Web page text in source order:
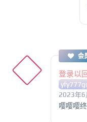
会
登录以
2023年6
嘤嘤嘤